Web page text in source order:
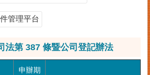
管理平台
法第 387 條暨公司登記辦法
申辦期